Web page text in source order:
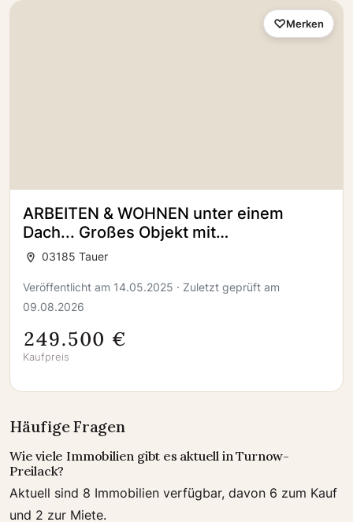
ARBEITEN & WOHNEN unter einem
Dach... Großes Objekt mit
Ausbaureserve am Sportplatz in Tauer
03185 Tauer
Veröffentlicht am 14.05.2025 · Zuletzt geprüft am
09.08.2026
249.500 €
Kaufpreis
Merken
Häufige Fragen
Wie viele Immobilien gibt es aktuell in Turnow-
Preilack?
Aktuell sind 8 Immobilien verfügbar, davon 6 zum Kauf
und 2 zur Miete.